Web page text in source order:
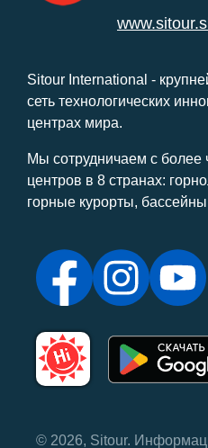
Sitour International -
сеть технологических
центрах мира.
Мы сотрудничаем с более
центров в 8 странах:
горные курорты,
© 2026, Sitour.